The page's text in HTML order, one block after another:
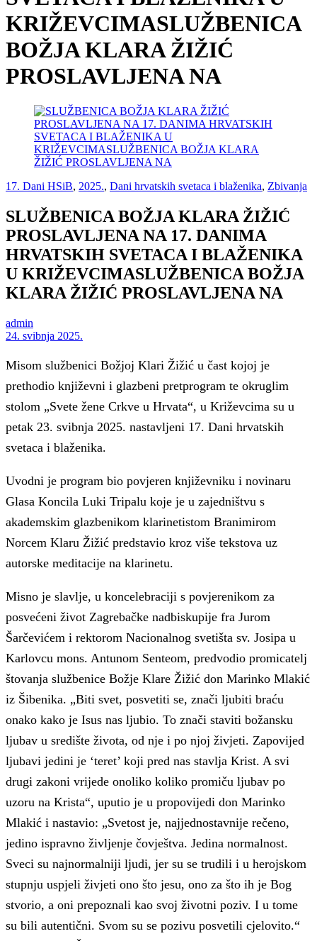
KRIŽEVCIMASLUŽBENICA
BOŽJA KLARA ŽIŽIĆ
PROSLAVLJENA NA
17. Dani HSiB, 2025., Dani hrvatskih svetaca i blaženika, Zbivanja
SLUŽBENICA BOŽJA KLARA ŽIŽIĆ
PROSLAVLJENA NA 17. DANIMA
HRVATSKIH SVETACA I BLAŽENIKA
U KRIŽEVCIMASLUŽBENICA BOŽJA
KLARA ŽIŽIĆ PROSLAVLJENA NA
admin
24. svibnja 2025.
Misom službenici Božjoj Klari Žižić u čast kojoj je
prethodio književni i glazbeni pretprogram te okruglim
stolom „Svete žene Crkve u Hrvata“, u Križevcima su u
petak 23. svibnja 2025. nastavljeni 17. Dani hrvatskih
svetaca i blaženika.
Uvodni je program bio povjeren književniku i novinaru
Glasa Koncila Luki Tripalu koje je u zajedništvu s
akademskim glazbenikom klarinetistom Branimirom
Norcem Klaru Žižić predstavio kroz više tekstova uz
autorske meditacije na klarinetu.
Misno je slavlje, u koncelebraciji s povjerenikom za
posvećeni život Zagrebačke nadbiskupije fra Jurom
Šarčevićem i rektorom Nacionalnog svetišta sv. Josipa u
Karlovcu mons. Antunom Senteom, predvodio promicatelj
štovanja službenice Božje Klare Žižić don Marinko Mlakić
iz Šibenika. „Biti svet, posvetiti se, znači ljubiti braću
onako kako je Isus nas ljubio. To znači staviti božansku
ljubav u središte života, od nje i po njoj živjeti. Zapovijed
ljubavi jedini je ‘teret’ koji pred nas stavlja Krist. A svi
drugi zakoni vrijede onoliko koliko promiču ljubav po
uzoru na Krista“, uputio je u propovijedi don Marinko
Mlakić i nastavio: „Svetost je, najjednostavnije rečeno,
jedino ispravno življenje čovještva. Jedina normalnost.
Sveci su najnormalniji ljudi, jer su se trudili i u herojskom
stupnju uspjeli živjeti ono što jesu, ono za što ih je Bog
stvorio, a oni prepoznali kao svoj životni poziv. I u tome
su bili autentični. Svom su se pozivu posvetili cjelovito.“